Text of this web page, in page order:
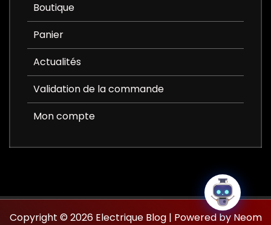
Boutique
Panier
Actualités
Validation de la commande
Mon compte
Copyright © 2026 Electrique Blog | Powered by Neom